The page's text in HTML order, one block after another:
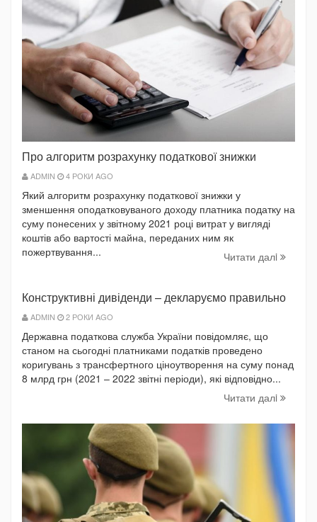
Про алгоритм розрахунку податкової знижки
ADMIN 4 РОКИ AGO
Який алгоритм розрахунку податкової знижки у
зменшення оподатковуваного доходу платника податку на
суму понесених у звітному 2021 році витрат у вигляді
коштів або вартості майна, переданих ним як
пожертвування...
Читати далi
Конструктивні дивіденди – декларуємо правильно
ADMIN 2 РОКИ AGO
Державна податкова служба України повідомляє, що
станом на сьогодні платниками податків проведено
коригувань з трансфертного ціноутворення на суму понад
8 млрд грн (2021 – 2022 звітні періоди), які відповідно...
Читати далi